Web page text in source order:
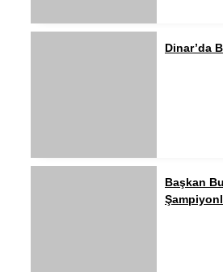
Dinar’da
Başkan